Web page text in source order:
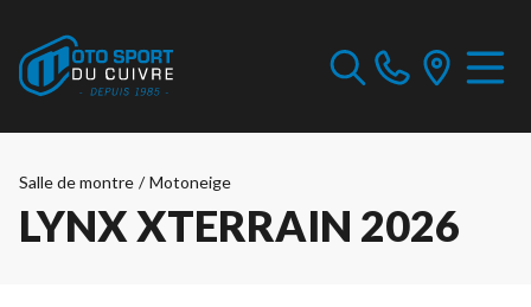
Salle de montre / Motoneige
LYNX XTERRAIN 2026